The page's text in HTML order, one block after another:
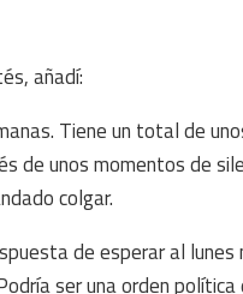
añadí:
Tiene un total de
de unos momentos de
colgar.
de esperar al
ser una orden política